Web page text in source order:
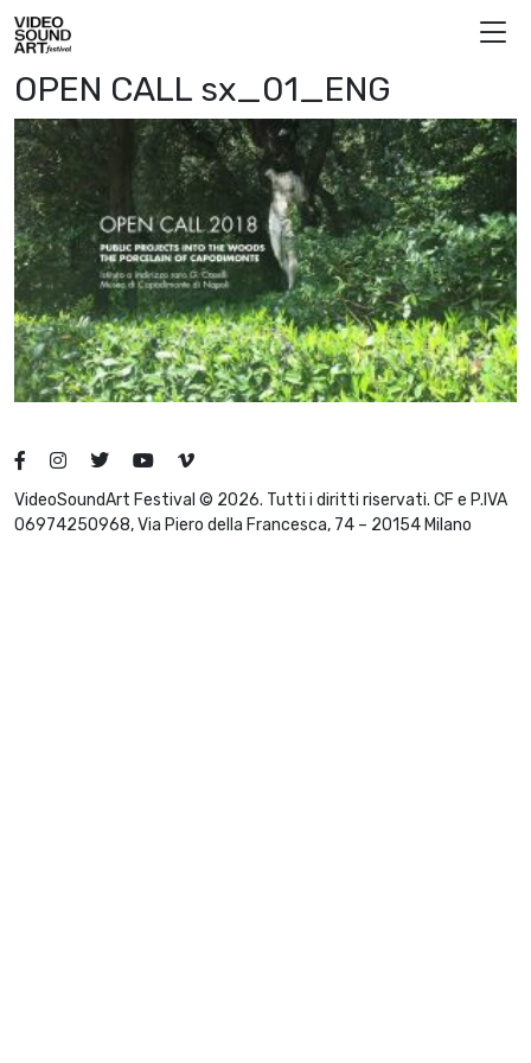
Vai al contenuto
Video Sound Art
OPEN CALL sx_01_ENG
VideoSoundArt Festival © 2026. Tutti i diritti riservati. CF e P.IVA
06974250968, Via Piero della Francesca, 74 – 20154 Milano